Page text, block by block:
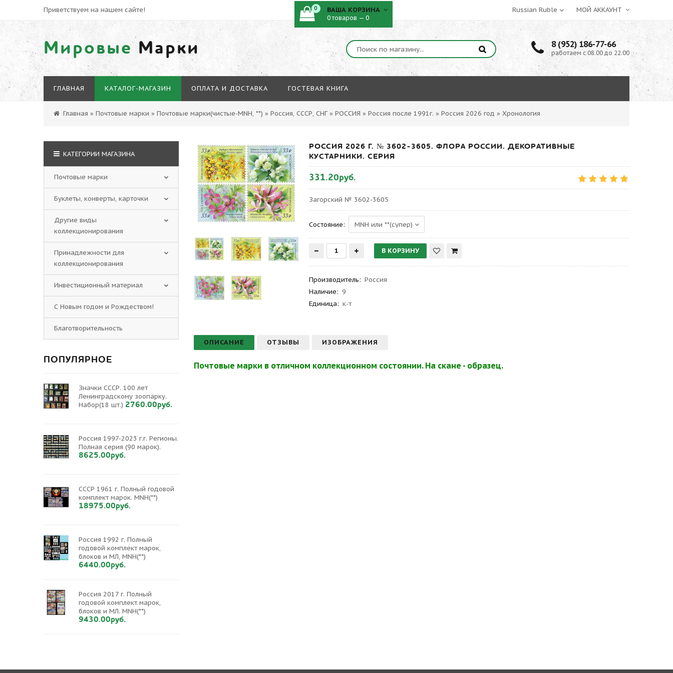
Приветствуем на нашем сайте! МОЙ АККАУНТ
Мировые Марки 8 (952) 186-77-66
работаем с 08.00 до 22.00
0 ВАША КОРЗИНА
0 товаров — 0
ГЛАВНАЯ КАТАЛОГ-МАГАЗИН ОПЛАТА И ДОСТАВКА ГОСТЕВАЯ КНИГА
Главная » Почтовые марки » Почтовые марки(чистые-MNH, **) » Россия, СССР, СНГ » РОССИЯ » Россия после 1991г. » Россия 2026 год » Хронология
РОССИЯ 2026 Г. № 3602-3605. ФЛОРА РОССИИ. ДЕКОРАТИВНЫЕ
КУСТАРНИКИ. СЕРИЯ
331.20руб.
Загорский № 3602-3605
Состояние:
Производитель: Россия
Наличие: 9
Единица: к-т
ОПИСАНИЕ ОТЗЫВЫ ИЗОБРАЖЕНИЯ
Почтовые марки в отличном коллекционном состоянии. На скане - образец.
КАТЕГОРИИ МАГАЗИНА
Почтовые марки
Буклеты, конверты, карточки
Другие виды
коллекционирования
Принадлежности для
коллекционирования
Инвестиционный материал
С Новым годом и Рождеством!
Благотворительность
ПОПУЛЯРНОЕ
Значки СССР. 100 лет
Ленинградскому зоопарку.
Набор(18 шт.) 2760.00руб.
Россия 1997-2023 г.г. Регионы.
Полная серия (90 марок).
8625.00руб.
СССР 1961 г. Полный годовой
комплект марок. MNH(**)
18975.00руб.
Россия 1992 г. Полный
годовой комплект марок,
блоков и МЛ, MNH(**)
6440.00руб.
Россия 2017 г. Полный
годовой комплект марок,
блоков и МЛ. MNH(**)
9430.00руб.